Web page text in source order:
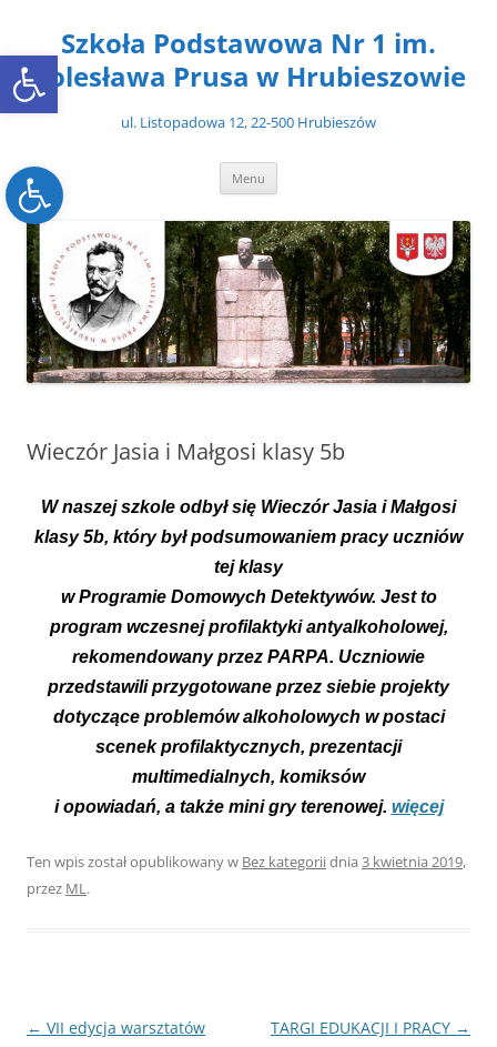
Open toolbar
Open toolbar
treściSzkoła Podstawowa Nr 1 im.
Bolesława Prusa w Hrubieszowie
ul. Listopadowa 12, 22-500 Hrubieszów
Menu
Wieczór Jasia i Małgosi klasy 5b
W naszej szkole odbył się Wieczór Jasia i Małgosi
klasy 5b, który był podsumowaniem pracy uczniów
tej klasy
w Programie Domowych Detektywów. Jest to
program wczesnej profilaktyki antyalkoholowej,
rekomendowany przez PARPA. Uczniowie
przedstawili przygotowane przez siebie projekty
dotyczące problemów alkoholowych w postaci
scenek profilaktycznych, prezentacji
multimedialnych, komiksów
i opowiadań, a także mini gry terenowej. więcej
Ten wpis został opublikowany w Bez kategoriidnia 3 kwietnia 2019,
przez ML.
Nawigacja
← VII edycja warsztatów
TARGI EDUKACJI I PRACY →